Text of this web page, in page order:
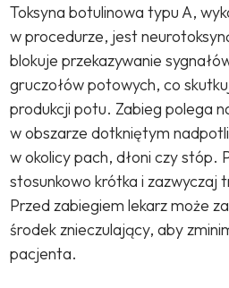
Toksyna botulinowa typu A,
w procedurze, jest
blokuje przekazywanie
gruczołów potowych, co
produkcji potu. Zabieg polega
w obszarze dotkniętym
w okolicy pach, dłoni czy stóp.
stosunkowo krótka i zazwyczaj
Przed zabiegiem lekarz może
środek znieczulający, aby
pacjenta.